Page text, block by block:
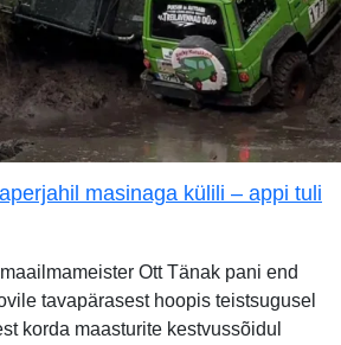
masinaga külili – appi tuli
Ott Tänak pani end
tavapärasest hoopis teistsugusel
korda maasturite kestvussõidul